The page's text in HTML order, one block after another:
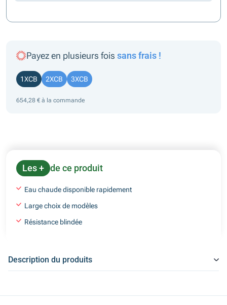
Payez en plusieurs fois sans frais !
1XCB 2XCB 3XCB
654,28 € à la commande
Les + de ce produit
Eau chaude disponible rapidement
Large choix de modèles
Résistance blindée
Description du produits